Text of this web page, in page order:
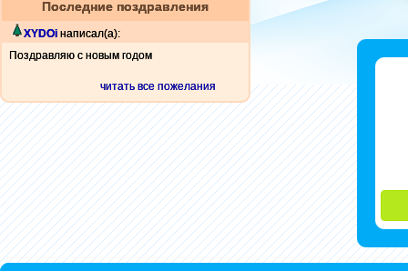
Последние поздравления
XYDOi написал(а):
Поздравляю с новым годом
читать все пожелания